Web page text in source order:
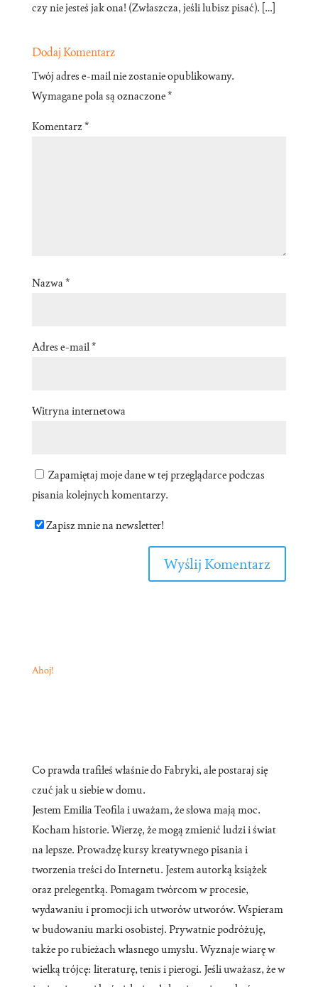
czy nie jesteś jak ona! (Zwłaszcza, jeśli lubisz pisać). […]
Dodaj Komentarz
Twój adres e-mail nie zostanie opublikowany.
Wymagane pola są oznaczone*
Komentarz*
Nazwa *
Adres e-mail*
Witryna internetowa
Zapamiętaj moje dane w tej przeglądarce podczas
pisania kolejnych komentarzy.
Zapisz mnie na newsletter!
Ahoj!
Co prawda trafiłeś właśnie do Fabryki, ale postaraj się
czuć jak u siebie w domu.
Jestem Emilia Teofila i uważam, że słowa mają moc.
Kocham historie. Wierzę, że mogą zmienić ludzi i świat
na lepsze. Prowadzę kursy kreatywnego pisania i
tworzenia treści do Internetu. Jestem autorką książek
oraz prelegentką. Pomagam twórcom w procesie,
wydawaniu i promocji ich utworów utworów. Wspieram
w budowaniu marki osobistej. Prywatnie podróżuję,
także po rubieżach własnego umysłu. Wyznaje wiarę w
wielką trójcę: literaturę, tenis i pierogi. Jeśli uważasz, że w